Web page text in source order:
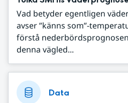
Vad betyder egentligen
avser ”känns som”-
förstå
denna vägled...
Data